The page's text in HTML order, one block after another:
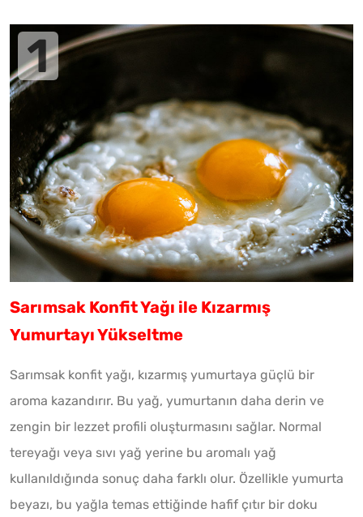
Sarımsak Konfit Yağı ile Kızarmış
Yumurtayı Yükseltme
Sarımsak konfit yağı, kızarmış yumurtaya güçlü bir
aroma kazandırır. Bu yağ, yumurtanın daha derin ve
zengin bir lezzet profili oluşturmasını sağlar. Normal
tereyağı veya sıvı yağ yerine bu aromalı yağ
kullanıldığında sonuç daha farklı olur. Özellikle yumurta
beyazı, bu yağla temas ettiğinde hafif çıtır bir doku